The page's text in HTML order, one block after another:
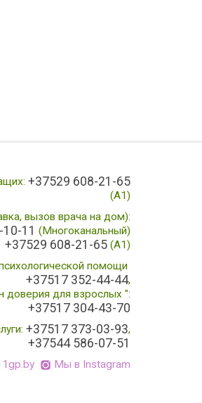
+37529 608-21-65
(А1)
вызов врача на дом):
11 (Многоканальный)
+37529 608-21-65 (A1)
помощи
+37517 352-44-44,
доверия для взрослых ":
+37517 304-43-70
+37517 373-03-93,
+37544 586-07-51
Мы в Instagram